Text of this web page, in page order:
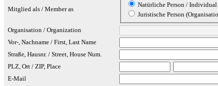
Mitglied als / Member as
Natürliche Person / Individual
Juristische Person
Organisation / Organization
Vor-, Nachname / First, Last Name
Straße, Hausnr. / Street, House Num.
PLZ, Ort / ZIP, Place
E-Mail